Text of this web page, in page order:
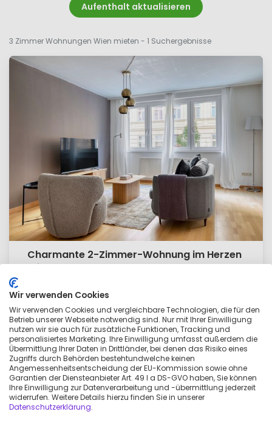
Aufenthalt aktualisieren
3 Zimmer Wohnungen Wien mieten - 1 Suchergebnisse
Charmante 2-Zimmer-Wohnung im Herzen
Wiens
3 zimmer 4 erwachsene 90 m²
Wir verwenden Cookies
Wir verwenden Cookies und vergleichbare Technologien, die für den
Betrieb unserer Webseite notwendig sind. Nur mit Ihrer Einwilligung
nutzen wir sie auch für zusätzliche Funktionen, Tracking und
personalisiertes Marketing. Ihre Einwilligung umfasst außerdem die
Übermittlung Ihrer Daten in Drittländer, bei denen das Risiko eines
Zugriffs durch Behörden bestehtundwelche keinen
Angemessenheitsentscheidung der EU-Kommission sowie ohne
Garantien der Diensteanbieter Art. 49 I a DS-GVO haben, Sie können
Ihre Einwilligung zur Datenverarbeitung und -übermittlung jederzeit
widerrufen. Weitere Details hierzu finden Sie in unserer
Datenschutzerklärung.